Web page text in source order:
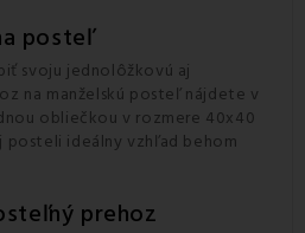
posteľ
svoju jednolôžkovú aj
na manželskú posteľ nájdete v
obliečkou v rozmere 40x40
ideálny vzhľad behom
prehoz